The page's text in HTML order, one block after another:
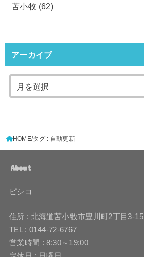
苫小牧 (62)
アーカイブ
HOME タグ : 自動更新
About
ピシコ
住所 : 北海道苫小牧市豊川町2丁目3-15
TEL : 0144-72-6767
営業時間 : 8:30～19:00